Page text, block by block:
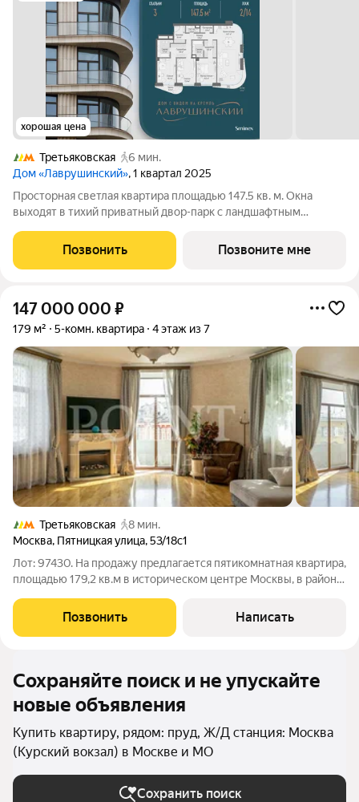
хорошая цена
Третьяковская
6 мин.
Дом «Лаврушинский», 1 квартал 2025
Просторная светлая квартира площадью 147.5 кв. м. Окна
выходят в тихий приватный двор-парк с ландшафтным
моллированное окно и открытый балкон в кухне-гостиной (48
кв. м) улучшают видовые
Позвонить Позвоните мне
147 000 000 ₽
179 м² 5-комн. квартира 4 этаж из 7
Третьяковская
8 мин.
Москва, Пятницкая улица,53/18с1
Лот: 97430. На продажу предлагается пятикомнатная квартира,
площадью 179,2 кв.м в историческом центре Москвы, в районе
улицу и во двор. Планировка: кухня-столовая, гостиная, три
спальни.
Позвонить Написать
Сохраняйте поиск и не упускайте
новые объявления
Купить квартиру, рядом: пруд, Ж/Д станция: Москва
(Курский вокзал) в Москве и МО
Сохранить поиск